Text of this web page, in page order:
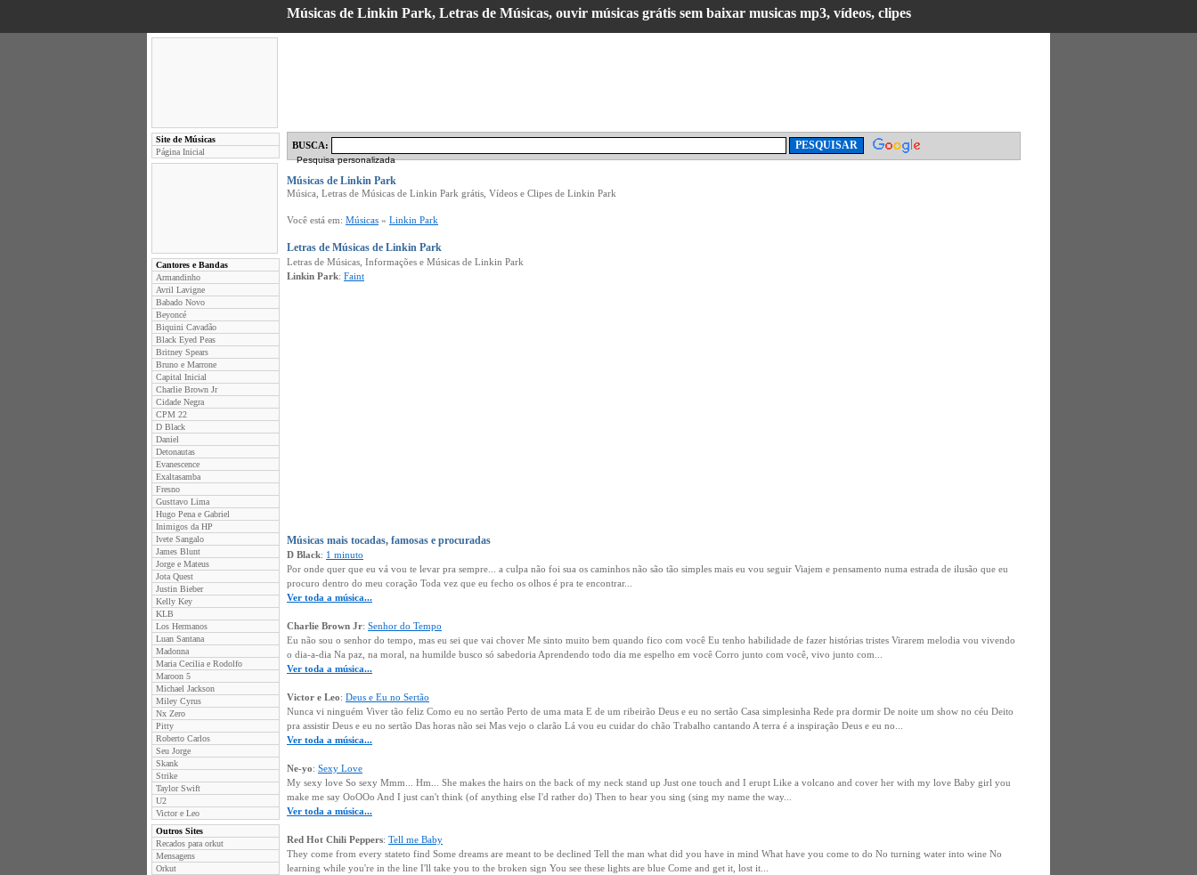
Músicas de Linkin Park, Letras de Músicas, ouvir músicas grátis sem baixar musicas mp3, vídeos, clipes
Site de Músicas
Página Inicial
Cantores e Bandas
Armandinho
Avril Lavigne
Babado Novo
Beyoncé
Biquini Cavadão
Black Eyed Peas
Britney Spears
Bruno e Marrone
Capital Inicial
Charlie Brown Jr
Cidade Negra
CPM 22
D Black
Daniel
Detonautas
Evanescence
Exaltasamba
Fresno
Gusttavo Lima
Hugo Pena e Gabriel
Inimigos da HP
Ivete Sangalo
James Blunt
Jorge e Mateus
Jota Quest
Justin Bieber
Kelly Key
KLB
Los Hermanos
Luan Santana
Madonna
Maria Cecilia e Rodolfo
Maroon 5
Michael Jackson
Miley Cyrus
Nx Zero
Pitty
Roberto Carlos
Seu Jorge
Skank
Strike
Taylor Swift
U2
Victor e Leo
Outros Sites
Recados para orkut
Mensagens
Orkut
BUSCA:
Pesquisa personalizada
Músicas de Linkin Park
Música, Letras de Músicas de Linkin Park grátis, Vídeos e Clipes de Linkin Park
Você está em: Músicas » Linkin Park
Letras de Músicas de Linkin Park
Letras de Músicas, Informações e Músicas de Linkin Park
Linkin Park: Faint
Músicas mais tocadas, famosas e procuradas
D Black: 1 minuto
Por onde quer que eu vá vou te levar pra sempre... a culpa não foi sua os caminhos não são tão simples mais eu vou seguir Viajem e pensamento numa estrada de ilusão que eu
procuro dentro do meu coração Toda vez que eu fecho os olhos é pra te encontrar...
Ver toda a música...
Charlie Brown Jr: Senhor do Tempo
Eu não sou o senhor do tempo, mas eu sei que vai chover Me sinto muito bem quando fico com você Eu tenho habilidade de fazer histórias tristes Virarem melodia vou vivendo
o dia-a-dia Na paz, na moral, na humilde busco só sabedoria Aprendendo todo dia me espelho em você Corro junto com você, vivo junto com...
Ver toda a música...
Victor e Leo: Deus e Eu no Sertão
Nunca vi ninguém Viver tão feliz Como eu no sertão Perto de uma mata E de um ribeirão Deus e eu no sertão Casa simplesinha Rede pra dormir De noite um show no céu Deito
pra assistir Deus e eu no sertão Das horas não sei Mas vejo o clarão Lá vou eu cuidar do chão Trabalho cantando A terra é a inspiração Deus e eu no...
Ver toda a música...
Ne-yo: Sexy Love
My sexy love So sexy Mmm... Hm... She makes the hairs on the back of my neck stand up Just one touch and I erupt Like a volcano and cover her with my love Baby girl you
make me say OoOOo And I just can't think (of anything else I'd rather do) Then to hear you sing (sing my name the way...
Ver toda a música...
Red Hot Chili Peppers: Tell me Baby
They come from every stateto find Some dreams are meant to be declined Tell the man what did you have in mind What have you come to do No turning water into wine No
learning while you're in the line I'll take you to the broken sign You see these lights are blue Come and get it, lost it...